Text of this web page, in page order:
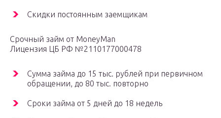
Скидки постоянным заемщикам
Срочный займ от MoneyMan
Лицензия ЦБ РФ №2110177000478
Сумма займа до 15 тыс. рублей при первичном
обращении, до 80 тыс. повторно
Сроки займа от 5 дней до 18 недель